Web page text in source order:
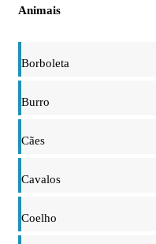
Animais
Borboleta
Burro
Cães
Cavalos
Coelho